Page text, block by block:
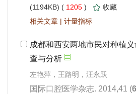
1205 )
|